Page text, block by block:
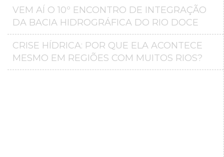
VEM AÍ O 10º ENCONTRO DE INTEGRAÇÃO
DA BACIA HIDROGRÁFICA DO RIO DOCE
CRISE HÍDRICA: POR QUE ELA ACONTECE
MESMO EM REGIÕES COM MUITOS RIOS?